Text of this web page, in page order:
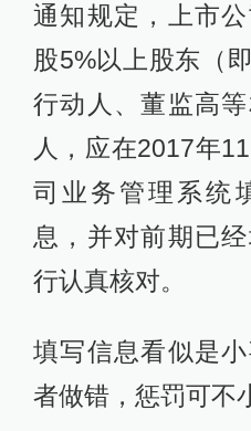
通知规定，上市
股5%以上股东（
行动人、董监高
人，应在2017年
司业务管理系统
息，并对前期已
行认真核对。
填写信息看似是
者做错，惩罚可不